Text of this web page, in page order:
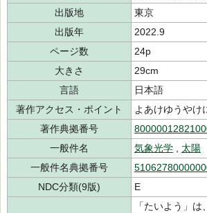
出版地
東京
出版年
2022.9
ページ数
24p
大きさ
29cm
言語
日本語
著作アクセス・ポイント
よあけゆうやけ
著作典拠番号
一般件名
気象光学
太陽
一般件名典拠番号
NDC分類(9版)
E
「たいよう」